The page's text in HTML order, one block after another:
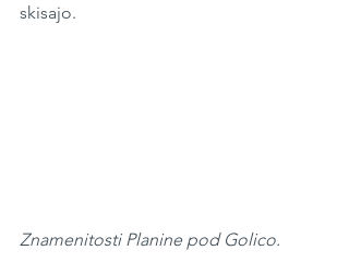
skisajo.
Znamenitosti Planine pod Golico.